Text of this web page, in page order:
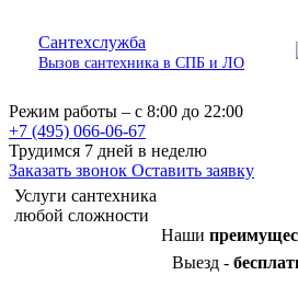
Сантехслужба
Вызов сантехника в СПБ и ЛО
Режим работы – с 8:00 до 22:00
+7 (495) 066-06-67
Трудимся 7 дней в неделю
Заказать звонок Оставить заявку
Услуги сантехника
любой сложности
Наши
Выезд -